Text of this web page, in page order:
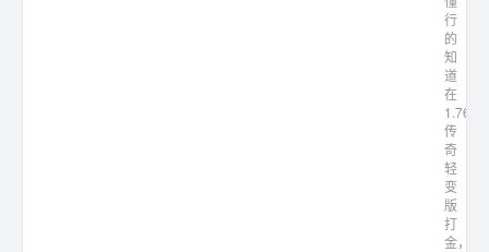
行
的
知
道
在
1.76
传
奇
轻
变
版
打
金，...